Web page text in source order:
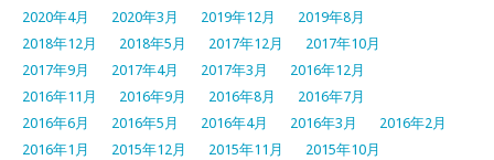
2020年4月
2020年3月 2019年12月
2019年8月
2018年12月
2018年5月 2017年12月
2017年10月
2017年9月
2017年4月 2017年3月
2016年12月
2016年11月
2016年9月 2016年8月
2016年7月
2016年6月
2016年5月 2016年4月 2016年3月
2016年2月
2016年1月
2015年12月 2015年11月
2015年10月